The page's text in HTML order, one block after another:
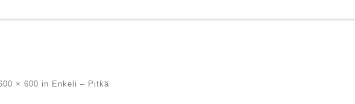
× 600 in Enkeli – Pitkä